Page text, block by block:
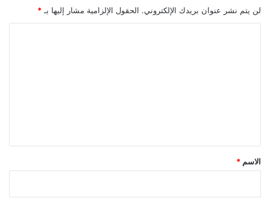
لن يتم نشر عنوان بريدك الإلكتروني. الحقول الإلزامية مشار إليها بـ *
*
الاسم *